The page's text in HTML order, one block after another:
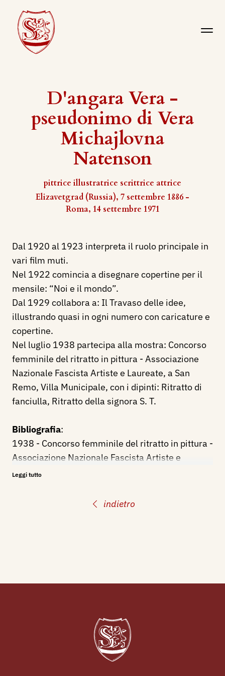
D'angara Vera -
pseudonimo di Vera
Michajlovna
Natenson
pittrice illustratrice scrittrice attrice
Elizavetgrad (Russia), 7 settembre 1886 -
Roma, 14 settembre 1971
indietro
Dal 1920 al 1923 interpreta il ruolo principale in
vari film muti.
Nel 1922 comincia a disegnare copertine per il
mensile: “Noi e il mondo”.
Dal 1929 collabora a: Il Travaso delle idee,
illustrando quasi in ogni numero con caricature e
copertine.
Nel luglio 1938 partecipa alla mostra: Concorso
femminile del ritratto in pittura - Associazione
Nazionale Fascista Artiste e Laureate, a San
Remo, Villa Municipale, con i dipinti: Ritratto di
fanciulla, Ritratto della signora S. T.
Bibliografia:
1938 - Concorso femminile del ritratto in pittura -
Associazione Nazionale Fascista Artiste e
Laureate, San Remo, Villa Municipale, catalogo
Leggi tutto